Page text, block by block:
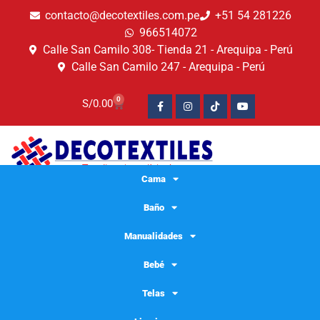
contacto@decotextiles.com.pe
+51 54 281226
966514072
Calle San Camilo 308- Tienda 21 - Arequipa - Perú
Calle San Camilo 247 - Arequipa - Perú​
S/0.00 0
Cama
Baño
Manualidades
Bebé
Telas
Tela gabardina resistente